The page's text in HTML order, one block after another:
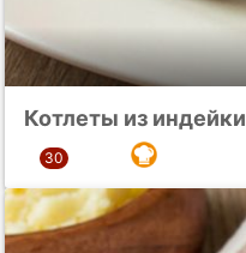
Котлеты из индейки